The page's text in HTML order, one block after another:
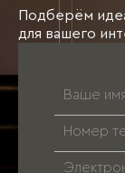
Подберём
для вашего